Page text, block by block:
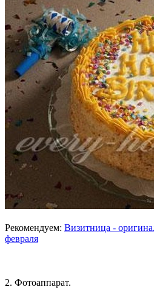
Рекомендуем: Визитница -
февраля
2. Фотоаппарат.